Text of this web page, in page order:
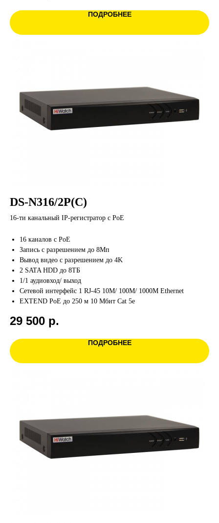
ПОДРОБНЕЕ
DS-N316/2P(C)
16-ти канальный IP-регистратор с PoE
16 каналов с PoE
Запись с разрешением до 8Мп
Вывод видео с разрешением до 4K
2 SATA HDD до 8ТБ
1/1 аудиовход/ выход
Сетевой интерфейс 1 RJ-45 10M/ 100M/ 1000M Ethernet
EXTEND PoE до 250 м 10 Мбит Cat 5e
29 500 р.
ПОДРОБНЕЕ